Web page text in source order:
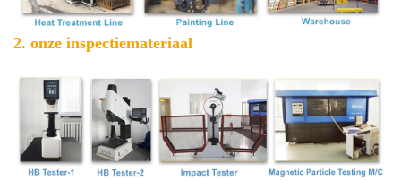
2. onze inspectiemateriaal